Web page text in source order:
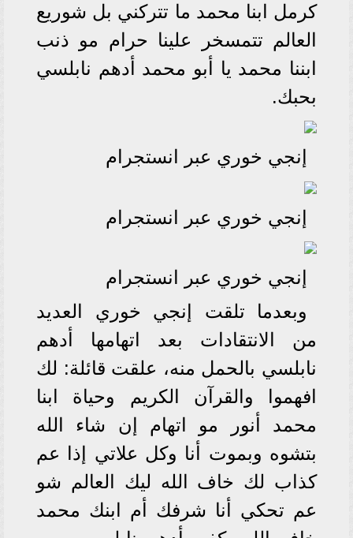
كرمل ابنا محمد ما تتركني بل شوريع
العالم تتمسخر علينا حرام مو ذنب
ابننا محمد يا أبو محمد أدهم نابلسي
بحبك.
إنجي خوري عبر انستجرام
إنجي خوري عبر انستجرام
إنجي خوري عبر انستجرام
وبعدما تلقت إنجي خوري العديد
من الانتقادات بعد اتهامها أدهم
نابلسي بالحمل منه، علقت قائلة: لك
افهموا والقرآن الكريم وحياة ابنا
محمد أنور مو اتهام إن شاء الله
بتشوه وبموت أنا وكل علاتي إذا عم
كذاب لك خاف الله ليك العالم شو
عم تحكي أنا شرفك أم ابنك محمد